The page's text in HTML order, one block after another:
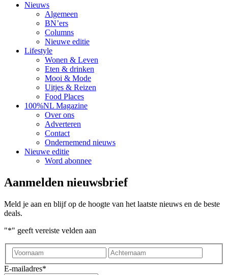
Nieuws
Algemeen
BN’ers
Columns
Nieuwe editie
Lifestyle
Wonen & Leven
Eten & drinken
Mooi & Mode
Uitjes & Reizen
Food Places
100%NL Magazine
Over ons
Adverteren
Contact
Ondernemend nieuws
Nieuwe editie
Word abonnee
Aanmelden nieuwsbrief
Meld je aan en blijf op de hoogte van het laatste nieuws en de beste
deals.
"*" geeft vereiste velden aan
Voornaam
E-mailadres*